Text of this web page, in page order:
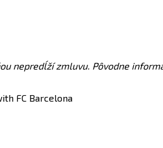
nepredĺží zmluvu. Pôvodne
FC Barcelona